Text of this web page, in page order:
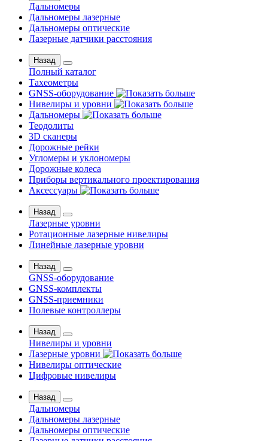
Дальномеры
Дальномеры лазерные
Дальномеры оптические
Лазерные датчики расстояния
Назад
Полный каталог
Тахеометры
GNSS-оборудование
Нивелиры и уровни
Дальномеры
Теодолиты
3D сканеры
Дорожные рейки
Угломеры и уклономеры
Дорожные колеса
Приборы вертикального проектирования
Аксессуары
Назад
Лазерные уровни
Ротационные лазерные нивелиры
Линейные лазерные уровни
Назад
GNSS-оборудование
GNSS-комплекты
GNSS-приемники
Полевые контроллеры
Назад
Нивелиры и уровни
Лазерные уровни
Нивелиры оптические
Цифровые нивелиры
Назад
Дальномеры
Дальномеры лазерные
Дальномеры оптические